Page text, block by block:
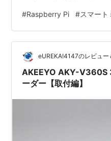
ボードコンピュータ。」と
なコンピュータですね。
か分かりませんが、最近
いるとのニュースもちらほ
像できる通り、スマート
#Raspberry Pi #スマート
eUREKA!4147のレビュー
AKEEYO AKY-V360S
ーダー【取付編】